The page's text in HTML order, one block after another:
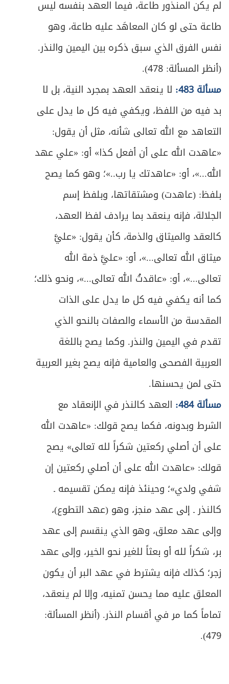
لم يكن المنذور طاعة، فيما العهد بنفسه ليس
طاعة حتى لو كان المعاهَد عليه طاعة، وهو
نفس الفرق الذي سبق ذكره بين اليمين والنذر.
(أنظر المسألة: 478).
مسألة 483:
لا ينعقد العهد بمجرد النية، بل لا
بد فيه من اللفظ، ويكفي فيه كل ما يدل على
التعاهد مع الله تعالى شأنه، مثل أن يقول:
«عاهدت الله على أن أفعل كذا» أو: «علي عهد
الله...»، أو: «عاهدتك يا رب..»؛ وهو كما يصح
بلفظ: (عاهدت) ومشتقاتها، وبلفظ إسم
الجلالة، فإنه ينعقد بما يرادف لفظ العهد،
كالعقد والميثاق والذمة، كأن يقول: «عليَّ
ميثاق الله تعالى...»، أو: «عليَّ ذمة الله
تعالى...»، أو: «عاقدتُ الله تعالى...»، ونحو ذلك؛
كما أنه يكفي فيه كل ما يدل على الذات
المقدسة من الأسماء والصفات بالنحو الذي
تقدم في اليمين والنذر. وكما يصح باللغة
العربية الفصحى والعامية فإنه يصح بغير العربية
حتى لمن يحسنها.
مسألة 484:
العهد كالنذر في الإنعقاد مع
الشرط وبدونه، فكما يصح قولك: «عاهدت الله
على أن أصلي ركعتين شكراً لله تعالى» يصح
قولك: «عاهدت الله على أن أصلي ركعتين إن
شفي ولدي»؛ وحينئذ فإنه يمكن تقسيمه ـ
كالنذر ـ إلى عهد منجز، وهو (عهد التطوع)،
وإلى عهد معلق، وهو الذي ينقسم إلى عهد
بر، شكراً لله أو بعثاً للغير نحو الخير، وإلى عهد
زجر؛ كذلك فإنه يشترط في عهد البر أن يكون
المعلق عليه مما يحسن تمنيه، وإلا لم ينعقد،
تماماً كما مر في أقسام النذر. (أنظر المسألة:
479).